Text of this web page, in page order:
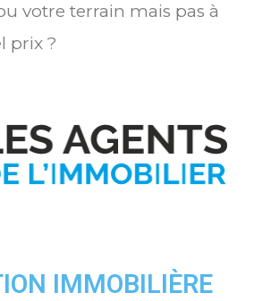
votre terrain mais pas à
prix ?
IMMOBILIÈRE